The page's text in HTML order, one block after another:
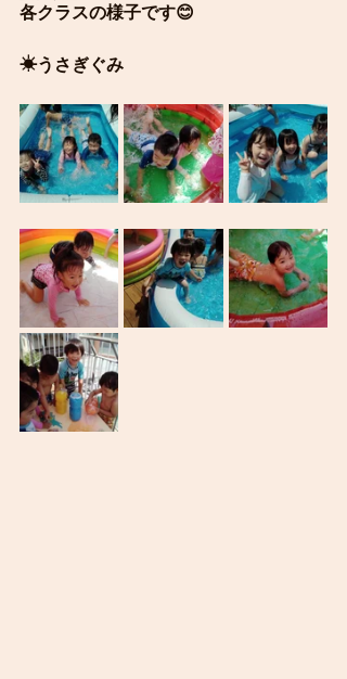
各クラスの様子です😊
☀うさぎぐみ